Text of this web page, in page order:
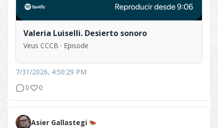
Valeria Luiselli. Desierto sonoro
Veus CCCB · Episode
7/31/2026, 4:50:29 PM
0
0
Asier Gallastegi